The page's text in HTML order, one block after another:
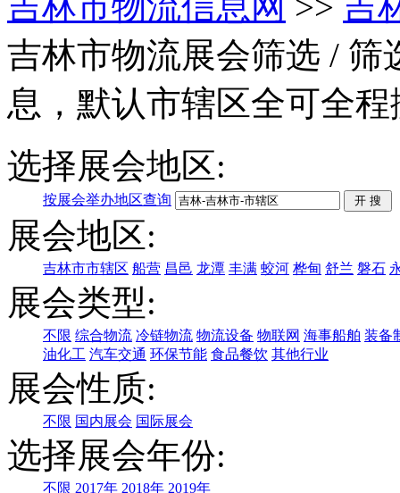
吉林市物流展会筛选 / 筛
息，默认市辖区全可全程
选择展会地区:
按展会举办地区查询
展会地区:
吉林市市辖区 船营 昌邑 龙潭 丰满 蛟河 桦甸 舒兰 磐石
展会类型:
不限 综合物流 冷链物流 物流设备 物联网 海事船舶 装备
油化工 汽车交通 环保节能 食品餐饮 其他行业
展会性质:
不限 国内展会 国际展会
选择展会年份:
不限 2017年 2018年 2019年